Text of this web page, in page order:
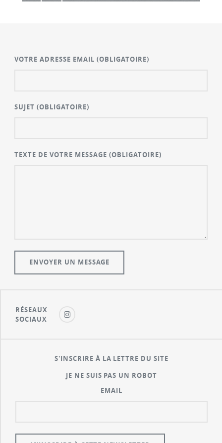
VOTRE ADRESSE EMAIL(OBLIGATOIRE)
SUJET(OBLIGATOIRE)
TEXTE DE VOTRE MESSAGE(OBLIGATOIRE)
RÉSEAUX
SOCIAUX
S'INSCRIRE À LA LETTRE DU SITE
JE NE SUIS PAS UN ROBOT
EMAIL